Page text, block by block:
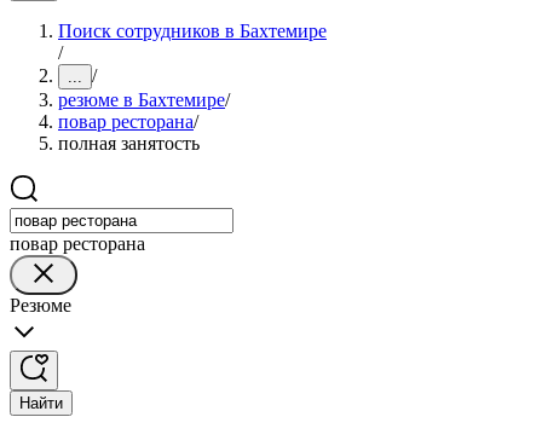
Поиск сотрудников в Бахтемире
/
... /
резюме в Бахтемире/
повар ресторана/
полная занятость
повар ресторана
Резюме
Найти